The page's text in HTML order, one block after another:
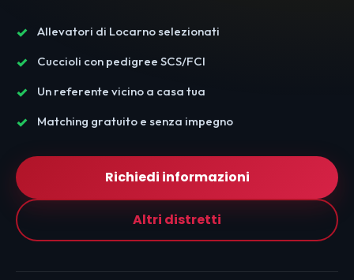
Allevatori di Locarno selezionati
Cuccioli con pedigree SCS/FCI
Un referente vicino a casa tua
Matching gratuito e senza impegno
Richiedi informazioni
Altri distretti